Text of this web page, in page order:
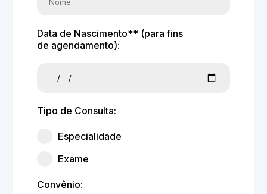
Data de Nascimento** (para fins
de agendamento):
Tipo de Consulta:
Especialidade
Exame
Convênio: